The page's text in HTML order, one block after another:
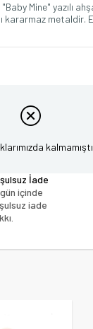
Mine" yazılı
kararmaz metaldir.
İade
içinde
iade